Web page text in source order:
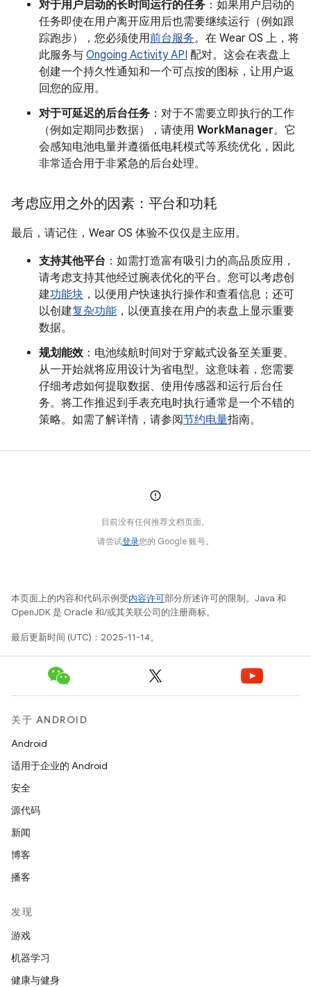
对于用户启动的长时间运行的任务 ：如果用户启动的
任务即使在用户离开应用后也需要继续运行（例如跟
踪跑步），您必须使用前台服务。在 Wear OS 上，将
此服务与 Ongoing Activity API 配对。这会在表盘上
创建一个持久性通知和一个可点按的图标，让用户返
回您的应用。
对于可延迟的后台任务 ：对于不需要立即执行的工作
（例如定期同步数据），请使用 WorkManager。它
会感知电池电量并遵循低电耗模式等系统优化，因此
非常适合用于非紧急的后台处理。
考虑应用之外的因素：平台和功耗
最后，请记住，Wear OS 体验不仅仅是主应用。
支持其他平台 ：如需打造富有吸引力的高品质应用，
请考虑支持其他经过腕表优化的平台。您可以考虑创
建功能块 ，以便用户快速执行操作和查看信息；还可
以创建复杂功能 ，以便直接在用户的表盘上显示重要
数据。
规划能效：电池续航时间对于穿戴式设备至关重要。
从一开始就将应用设计为省电型。这意味着，您需要
仔细考虑如何提取数据、使用传感器和运行后台任
务。将工作推迟到手表充电时执行通常是一个不错的
策略。如需了解详情，请参阅节约电量指南。
目前没有任何推荐文档页面。
请尝试登录您的 Google 账号。
本页面上的内容和代码示例受内容许可部分所述许可的限制。Java 和
OpenJDK 是 Oracle 和/或其关联公司的注册商标。
最后更新时间 (UTC)：2025-11-14。
关于 ANDROID
Android
适用于企业的 Android
安全
源代码
新闻
博客
播客
发现
游戏
机器学习
健康与健身